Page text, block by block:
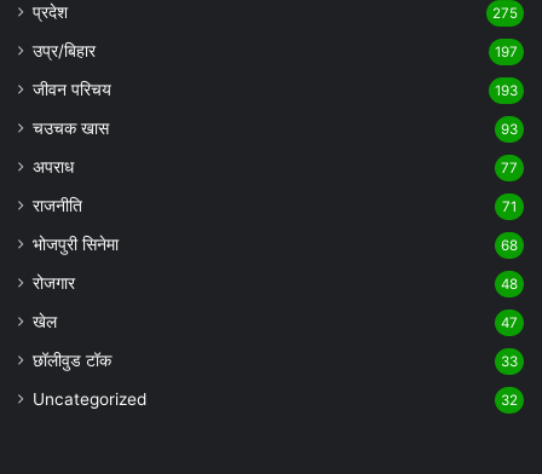
प्रदेश 275
उप्र/बिहार 197
जीवन परिचय 193
चउचक खास 93
अपराध 77
राजनीति 71
भोजपुरी सिनेमा 68
रोजगार 48
खेल 47
छॉलीवुड टॉक 33
Uncategorized 32